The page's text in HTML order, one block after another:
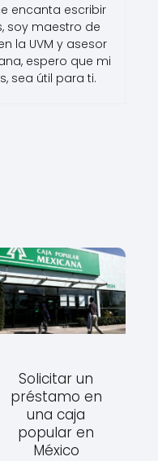
encanta escribir
soy maestro de
la UVM y asesor
espero que mi
sea útil para ti.
Solicitar un
préstamo en
una caja
popular en
México